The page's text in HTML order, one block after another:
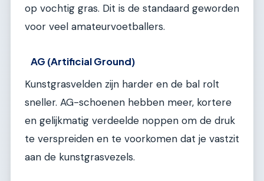
op vochtig gras. Dit is de standaard geworden
voor veel amateurvoetballers.
AG (Artificial Ground)
Kunstgrasvelden zijn harder en de bal rolt
sneller. AG-schoenen hebben meer, kortere
en gelijkmatig verdeelde noppen om de druk
te verspreiden en te voorkomen dat je vastzit
aan de kunstgrasvezels.